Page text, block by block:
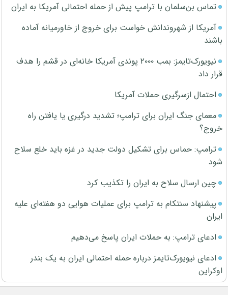
تماس بن‌سلمان با ترامپ پیش از حمله احتمالی آمریکا به ایران
آمریکا از شهروندانش خواست برای خروج از خاورمیانه آماده
باشند
نیویورک‌تایمز: بمب ۲۰۰۰ پوندی آمریکا خانه‌ای در قشم را هدف
قرار داد
احتمال ازسرگیری حملات آمریکا
معمای جنگ ایران برای ترامپ؛ تشدید درگیری یا یافتن راه
خروج؟
ترامپ: حماس برای تشکیل دولت جدید در غزه باید خلع سلاح
شود
چین ارسال سلاح به ایران را تکذیب کرد
پیشنهاد سنتکام به ترامپ برای عملیات هوایی دو هفته‌ای علیه
ایران
ادعای ترامپ: به حملات ایران پاسخ می‌دهیم
ادعای نیویورک‌تایمز درباره حمله احتمالی ایران به یک بندر
اوکراین